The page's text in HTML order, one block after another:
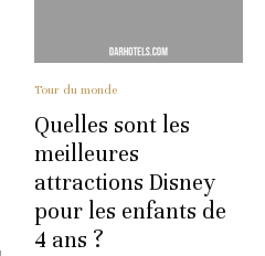
Tour du monde
Quelles sont les
meilleures
attractions Disney
pour les enfants de
4 ans ?